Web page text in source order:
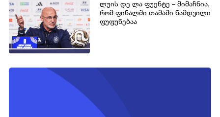
ლუის დე ლა ფუენტე – მიმაჩნია,
რომ ფინალში თამაში ნამდვილი
ფუფუნებაა